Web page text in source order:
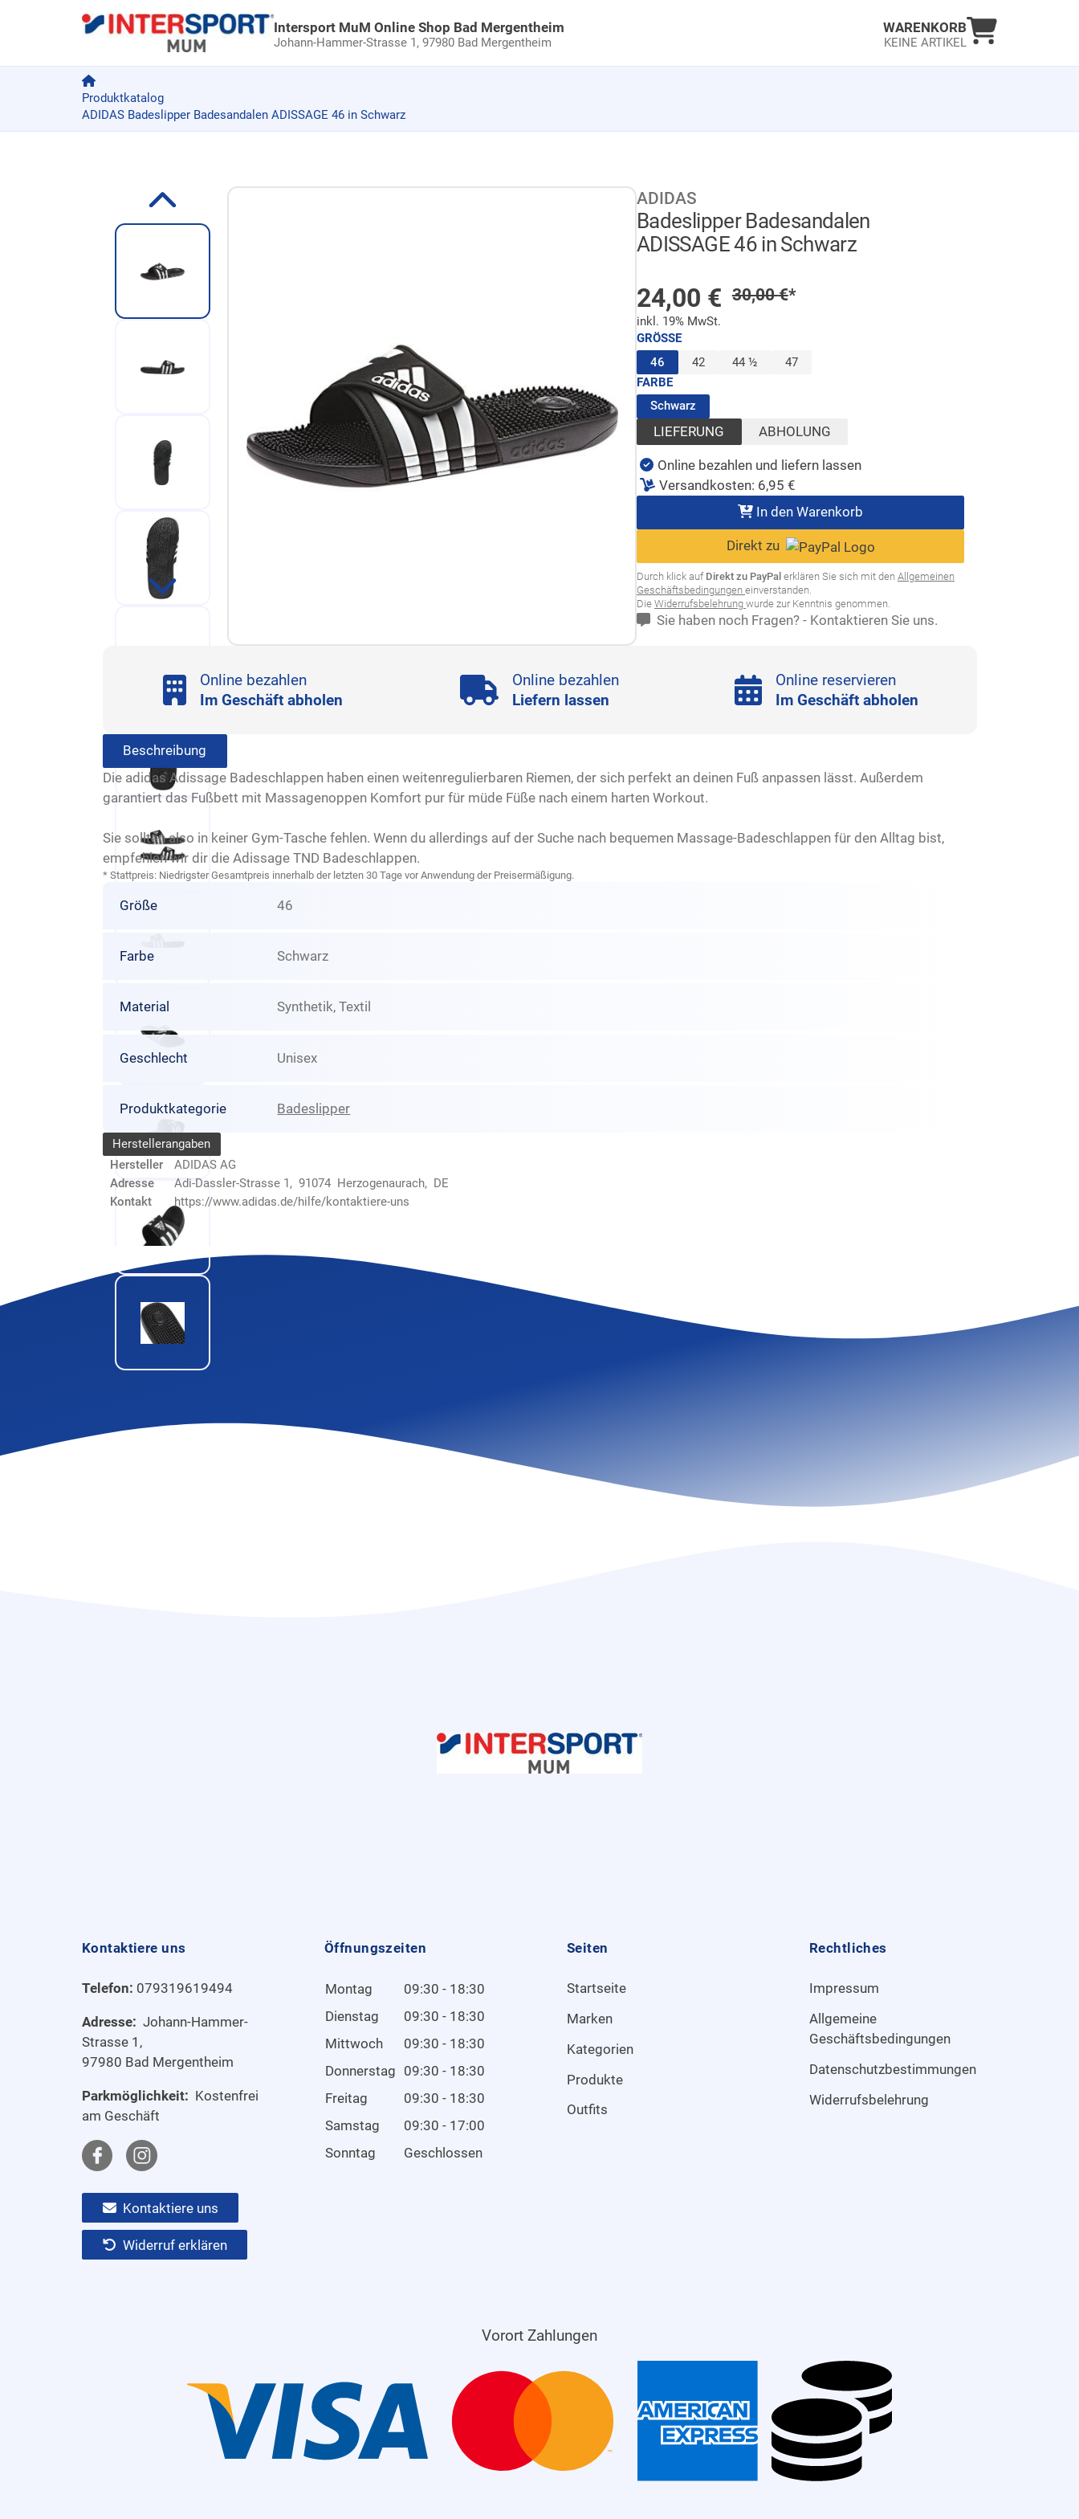
Intersport MuM Online Shop Bad Mergentheim
Johann-Hammer-Strasse 1,97980 Bad Mergentheim
WARENKORB
KEINE ARTIKEL
Warenkorb
Produktkatalog
ADIDAS Badeslipper Badesandalen ADISSAGE 46 in Schwarz
Zur Produktbeschreibung springen ADIDAS
Badeslipper Badesandalen
ADISSAGE 46 in Schwarz
Sonderpreis
24,00 € Regulärer Preis
30,00€*
inkl. 19% MwSt.
GRÖSSE
46 (ausgewählt)
42 44 ½
47
FARBE
Schwarz
LIEFERUNG ABHOLUNG
Online bezahlen und liefern lassen
Versandkosten: 6,95 €
In den Warenkorb
Direkt zu
Durch klick auf Direkt zu PayPal erklären Sie sich mit den Allgemeinen
Geschäftsbedingungen einverstanden.
Die Widerrufsbelehrung wurde zur Kenntnis genommen.
Sie haben noch Fragen? - Kontaktieren Sie uns.
Online bezahlen
Im Geschäft abholen
Online bezahlen
Liefern lassen
Online reservieren
Im Geschäft abholen
Beschreibung
Die adidas Adissage Badeschlappen haben einen weitenregulierbaren Riemen, der sich perfekt an deinen Fuß anpassen lässt. Außerdem
garantiert das Fußbett mit Massagenoppen Komfort pur für müde Füße nach einem harten Workout.
Sie sollten also in keiner Gym-Tasche fehlen. Wenn du allerdings auf der Suche nach bequemen Massage-Badeschlappen für den Alltag bist,
empfehlen wir dir die Adissage TND Badeschlappen.
* Stattpreis: Niedrigster Gesamtpreis innerhalb der letzten 30 Tage vor Anwendung der Preisermäßigung.
Größe 46
Farbe Schwarz
Material Synthetik, Textil
Geschlecht Unisex
Produktkategorie Badeslipper
Herstellerangaben
Hersteller
ADIDAS AG
Adresse
Adi-Dassler-Strasse 1, 91074 Herzogenaurach, DE
Kontakt
https://www.adidas.de/hilfe/kontaktiere-uns
Kontaktiere uns
Telefon: 079319619494
Adresse: Johann-Hammer-
Strasse 1,
97980 Bad Mergentheim
Parkmöglichkeit: Kostenfrei
am Geschäft
Kontaktiere uns
Widerruf erklären
Öffnungszeiten
Montag
09:30 - 18:30
Dienstag
09:30 - 18:30
Mittwoch
09:30 - 18:30
Donnerstag 09:30 - 18:30
Freitag
09:30 - 18:30
Samstag
09:30 - 17:00
Sonntag
Geschlossen
Seiten
Startseite
Marken
Kategorien
Produkte
Outfits
Rechtliches
Impressum
Allgemeine
Geschäftsbedingungen
Datenschutzbestimmungen
Widerrufsbelehrung
Vorort Zahlungen